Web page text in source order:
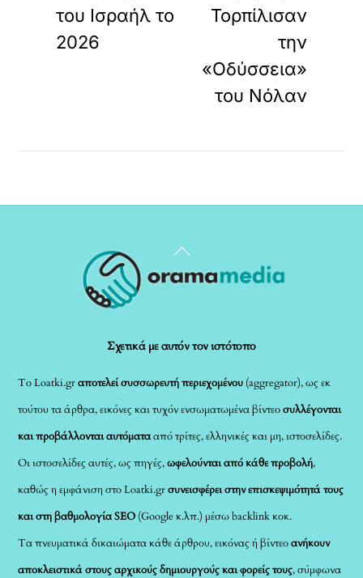
του Ισραήλ το
2026
Τορπίλισαν
την
«Οδύσσεια»
του Νόλαν
Back
To
Σχετικά με αυτόν τον ιστότοπο
Το Loatki.grαποτελεί συσσωρευτή περιεχομένου (aggregator), ως εκ
τούτου τα άρθρα, εικόνες και τυχόν ενσωματωμένα βίντεοσυλλέγονται
και προβάλλονται αυτόματααπό τρίτες, ελληνικές και μη, ιστοσελίδες.
Οι ιστοσελίδες αυτές, ως πηγές,ωφελούνται από κάθε προβολή,
καθώς η εμφάνιση στο Loatki.grσυνεισφέρει στην επισκεψιμότητά τους
και στη βαθμολογία SEO (Google κ.λπ.) μέσω backlink κοκ.
Τα πνευματικά δικαιώματα κάθε άρθρου, εικόνας ή βίντεοανήκουν
αποκλειστικά στους αρχικούς δημιουργούς και φορείς τους, σύμφωνα